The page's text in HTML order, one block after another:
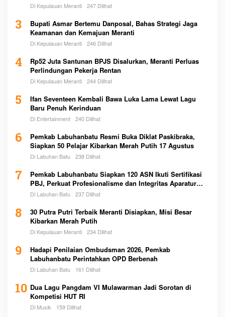
Di Kepulauan Meranti 247 Dilihat
3
Bupati Asmar Bertemu Danposal, Bahas Strategi Jaga
Keamanan dan Kemajuan Meranti
Di Kepulauan Meranti 246 Dilihat
4
Rp52 Juta Santunan BPJS Disalurkan, Meranti Perluas
Perlindungan Pekerja Rentan
Di Kepulauan Meranti 244 Dilihat
5
Ifan Seventeen Kembali Bawa Luka Lama Lewat Lagu
Baru Penuh Kerinduan
Di Entertainment 240 Dilihat
6
Pemkab Labuhanbatu Resmi Buka Diklat Paskibraka,
Siapkan 50 Pelajar Kibarkan Merah Putih 17 Agustus
Di Labuhan Batu 238 Dilihat
7
Pemkab Labuhanbatu Siapkan 120 ASN Ikuti Sertifikasi
PBJ, Perkuat Profesionalisme dan Integritas Aparatur
Pemerintah
Di Labuhan Batu 237 Dilihat
8
30 Putra Putri Terbaik Meranti Disiapkan, Misi Besar
Kibarkan Merah Putih
Di Kepulauan Meranti 234 Dilihat
9
Hadapi Penilaian Ombudsman 2026, Pemkab
Labuhanbatu Perintahkan OPD Berbenah
Di Labuhan Batu 161 Dilihat
10 Dua Lagu Pangdam VI Mulawarman Jadi Sorotan di
Kompetisi HUT RI
Di Musik 159 Dilihat